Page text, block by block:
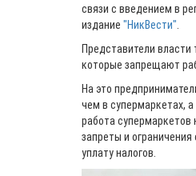
связи с введением в
издание "НикВести"
Представители
которые запрещают
На это
чем в супермаркетах,
работа
запреты и
уплату налогов.